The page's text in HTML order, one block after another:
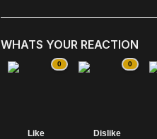
WHATS YOUR REACTION
0
Like
0
Dislike